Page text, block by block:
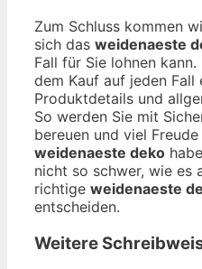
Zum Schluss kommen
sich das weidenaeste
Fall für Sie lohnen
dem Kauf auf jeden Fall
Produktdetails und
So werden Sie mit
bereuen und viel
weidenaeste deko
nicht so schwer, wie es
richtige weidenaeste
entscheiden.
Weitere